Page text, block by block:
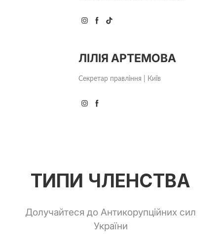
ЛІЛІЯ АРТЕМОВА
Секретар правління | Київ
ТИПИ ЧЛЕНСТВА
Долучайтеся до Антикорупційних сил
України